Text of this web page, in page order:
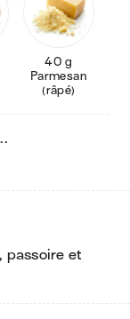
40 g
Parmesan
(râpé)